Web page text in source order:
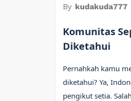
By kudakuda777
Komunitas
Diketahui
Pernahkah kamu
diketahui? Ya,
pengikut setia.